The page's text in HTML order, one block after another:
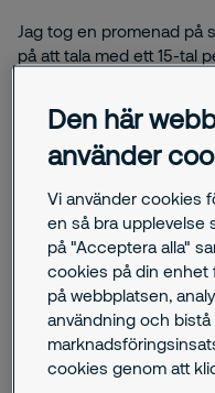
Jag tog en promenad på
på att tala med ett 15-tal
ordningsvakter och
ska lyssna till
stort hot idag, och
vara avsevärt mycket
ordningsvakter inte fanns.
Etablerade media och
riktning i
snabbt sprids av
utan att den viktiga
rum. Något som kan få
Den här
använder
Vi använder cookies
en så bra upplevelse
på "Acceptera alla"
cookies på din enhet
på webbplatsen,
användning och bistå
cookies genom att